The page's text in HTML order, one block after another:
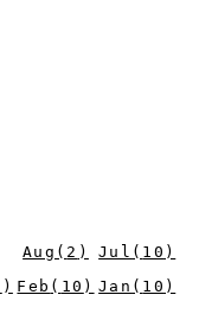
Aug ( 2 ) Jul ( 10 )
) Feb ( 10 ) Jan ( 10 )